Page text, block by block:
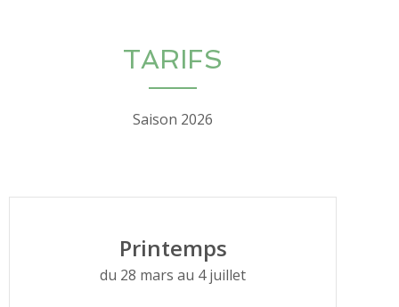
TARIFS
Saison 2026
Printemps
du 28 mars au 4 juillet